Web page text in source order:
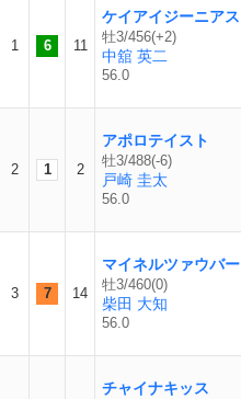
1 6 11
ケイアイジーニアス
牡3/456(+2)
中舘 英二
56.0
2 1 2
アポロテイスト
牡3/488(-6)
戸崎 圭太
56.0
3 7 14
マイネルツァウバー
牡3/460(0)
柴田 大知
56.0
チャイナキッス